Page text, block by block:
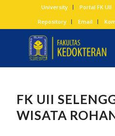
University Portal FK UII
Repository
Email
FK UII
WISATA